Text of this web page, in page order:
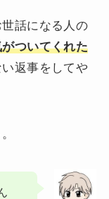
話になる人の
ついてくれた
返事をしてや